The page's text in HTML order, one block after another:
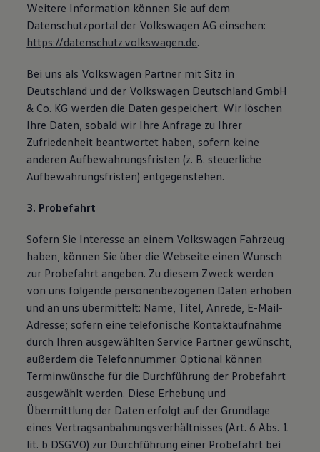
Weitere Information können Sie auf dem
Datenschutzportal der Volkswagen AG einsehen:
https://datenschutz.volkswagen.de.
Bei uns als Volkswagen Partner mit Sitz in
Deutschland und der Volkswagen Deutschland GmbH
& Co. KG werden die Daten gespeichert. Wir löschen
Ihre Daten, sobald wir Ihre Anfrage zu Ihrer
Zufriedenheit beantwortet haben, sofern keine
anderen Aufbewahrungsfristen (z. B. steuerliche
Aufbewahrungsfristen) entgegenstehen.
3. Probefahrt
Sofern Sie Interesse an einem Volkswagen Fahrzeug
haben, können Sie über die Webseite einen Wunsch
zur Probefahrt angeben. Zu diesem Zweck werden
von uns folgende personenbezogenen Daten erhoben
und an uns übermittelt: Name, Titel, Anrede, E-Mail-
Adresse; sofern eine telefonische Kontaktaufnahme
durch Ihren ausgewählten Service Partner gewünscht,
außerdem die Telefonnummer. Optional können
Terminwünsche für die Durchführung der Probefahrt
ausgewählt werden. Diese Erhebung und
Übermittlung der Daten erfolgt auf der Grundlage
eines Vertragsanbahnungsverhältnisses (Art. 6 Abs. 1
lit. b DSGVO) zur Durchführung einer Probefahrt bei